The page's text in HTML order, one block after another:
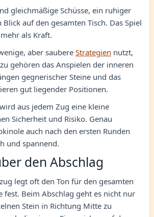
gleichmäßige Schüsse, ein ruhiger
auf den gesamten Tisch. Das Spiel
als Kraft.
aber saubere Strategien nutzt,
gehören das Anspielen der inneren
gegnerischer Steine und das
gut liegender Positionen.
aus jedem Zug eine kleine
Sicherheit und Risiko. Genau
auch nach den ersten Runden
und spannend.
den Abschlag
legt oft den Ton für den gesamten
fest. Beim Abschlag geht es nicht nur
Stein in Richtung Mitte zu